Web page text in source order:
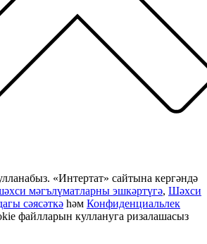
«Интертат» сайтына кергәндә
мәгълүматларны эшкәртүгә, Шәхси
сәясәткә һәм Конфиденциальлек
файлларын куллануга ризалашасыз